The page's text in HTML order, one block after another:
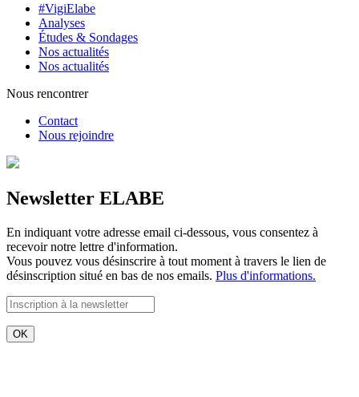
#VigiElabe
Analyses
Études & Sondages
Nos actualités
Nos actualités
Nous rencontrer
Contact
Nous rejoindre
Newsletter ELABE
En indiquant votre adresse email ci-dessous, vous consentez à
recevoir notre lettre d'information.
Vous pouvez vous désinscrire à tout moment à travers le lien de
désinscription situé en bas de nos emails. Plus d'informations.